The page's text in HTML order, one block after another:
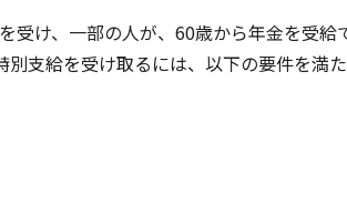
受け、一部の人が、60歳から年金を受給
支給を受け取るには、以下の要件を満